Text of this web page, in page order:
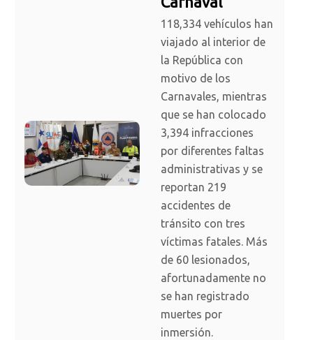
118,334 vehículos han
viajado al interior de
la República con
motivo de los
Carnavales, mientras
que se han colocado
3,394 infracciones
por diferentes faltas
administrativas y se
reportan 219
accidentes de
tránsito con tres
víctimas fatales. Más
de 60 lesionados,
afortunadamente no
se han registrado
muertes por
inmersión.